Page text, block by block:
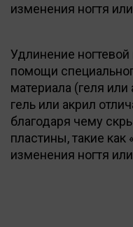
изменения ногтя
Удлинение
помощи
материала (геля
гель или акрил
благодаря чему
пластины, такие как
изменения ногтя